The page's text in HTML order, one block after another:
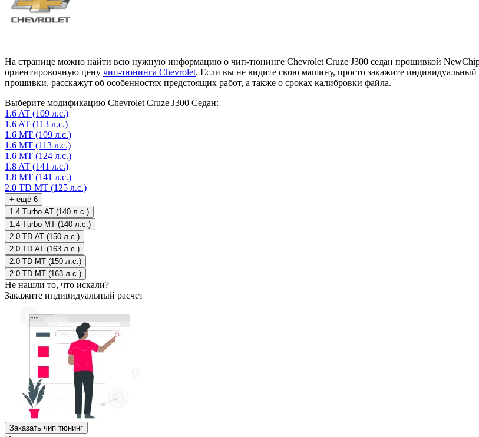
На странице можно найти всю нужную информацию о чип-тюнинге Chevrolet Cruze J300 седан прошивкой NewChip,
ориентировочную цену чип-тюнинга Chevrolet. Если вы не видите свою машину, просто закажите
прошивки, расскажут об особенностях предстоящих работ, а также о сроках калибровки файла.
Выберите модификацию Chevrolet Cruze J300 Седан:
1.6 AT (109 л.с.)
1.6 AT (113 л.с.)
1.6 MT (109 л.с.)
1.6 MT (113 л.с.)
1.6 MT (124 л.с.)
1.8 AT (141 л.с.)
1.8 MT (141 л.с.)
2.0 TD MT (125 л.с.)
+ ещё 6
1.4 Turbo AT (140 л.с.)
1.4 Turbo MT (140 л.с.)
2.0 TD AT (150 л.с.)
2.0 TD AT (163 л.с.)
2.0 TD MT (150 л.с.)
2.0 TD MT (163 л.с.)
Не нашли то, что искали?
Закажите индивидуальный расчет
Заказать чип тюнинг